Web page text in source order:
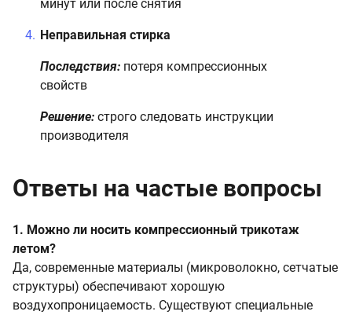
минут или после снятия
Неправильная стирка
Последствия: потеря компрессионных
свойств
Решение: строго следовать инструкции
производителя
Ответы на частые вопросы
1. Можно ли носить компрессионный трикотаж
летом?
Да, современные материалы (микроволокно, сетчатые
структуры) обеспечивают хорошую
воздухопроницаемость. Существуют специальные